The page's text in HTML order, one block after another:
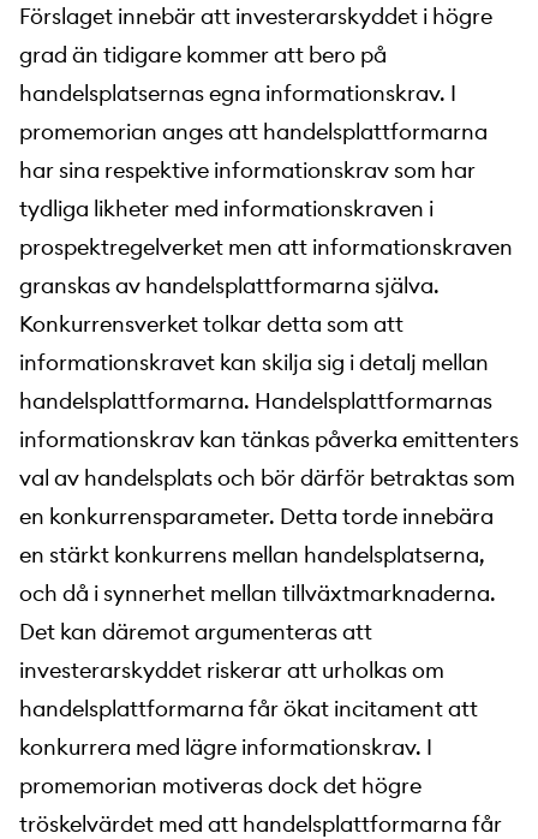
Förslaget innebär att investerarskyddet i högre
grad än tidigare kommer att bero på
handelsplatsernas egna informationskrav. I
promemorian anges att handelsplattformarna
har sina respektive informationskrav som har
tydliga likheter med informationskraven i
prospektregelverket men att informationskraven
granskas av handelsplattformarna själva.
Konkurrensverket tolkar detta som att
informationskravet kan skilja sig i detalj mellan
handelsplattformarna. Handelsplattformarnas
informationskrav kan tänkas påverka emittenters
val av handelsplats och bör därför betraktas som
en konkurrensparameter. Detta torde innebära
en stärkt konkurrens mellan handelsplatserna,
och då i synnerhet mellan tillväxtmarknaderna.
Det kan däremot argumenteras att
investerarskyddet riskerar att urholkas om
handelsplattformarna får ökat incitament att
konkurrera med lägre informationskrav. I
promemorian motiveras dock det högre
tröskelvärdet med att handelsplattformarna får